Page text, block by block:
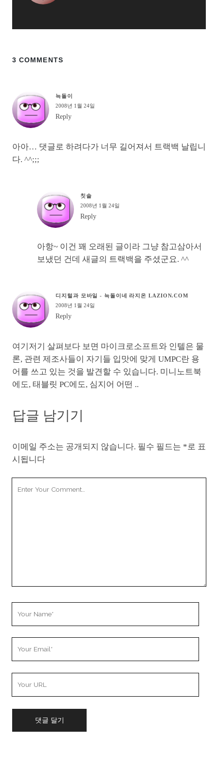
3 COMMENTS
늑돌이
2008년 1월 24일
Reply
아아… 댓글로 하려다가 너무 길어져서 트랙백 날립니
다. ^^;;;
칫솔
2008년 1월 24일
Reply
아항~ 이건 꽤 오래된 글이라 그냥 참고삼아서
보냈던 건데 새글의 트랙백을 주셨군요. ^^
디지털과 모바일 - 늑돌이네 라지온 LAZION.COM
2008년 1월 24일
Reply
여기저기 살펴보다 보면 마이크로소프트와 인텔은 물
론, 관련 제조사들이 자기들 입맛에 맞게 UMPC란 용
어를 쓰고 있는 것을 발견할 수 있습니다. 미니노트북
에도, 태블릿 PC에도, 심지어 어떤 ..
답글 남기기
이메일 주소는 공개되지 않습니다. 필수 필드는 * 로 표
시됩니다